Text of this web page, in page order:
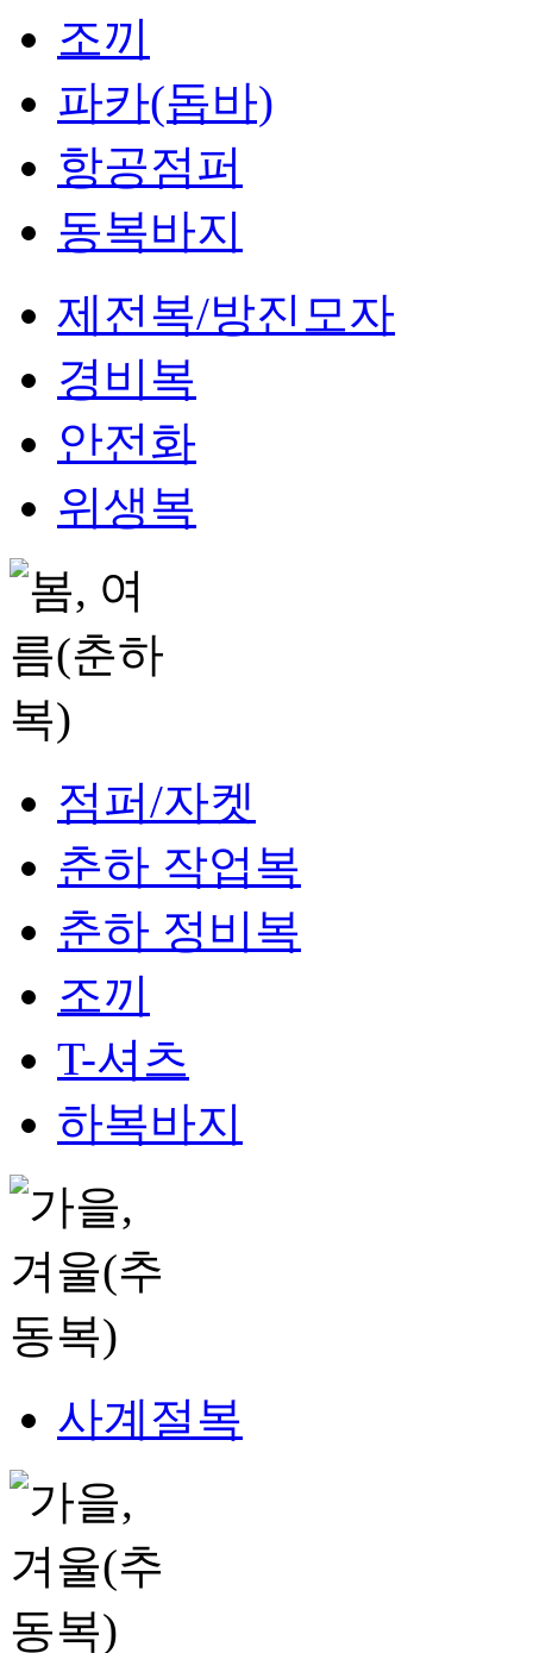
조끼
파카(돕바)
항공점퍼
동복바지
제전복/방진모자
경비복
안전화
위생복
점퍼/자켓
춘하 작업복
춘하 정비복
조끼
T-셔츠
하복바지
사계절복